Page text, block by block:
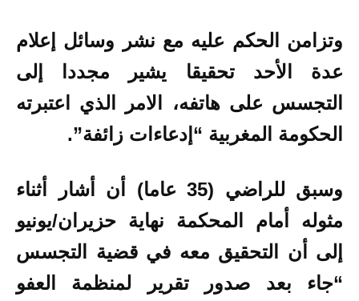
وتزامن الحكم عليه مع نشر وسائل إعلام
عدة الأحد تحقيقا يشير مجددا إلى
التجسس على هاتفه، الامر الذي اعتبرته
الحكومة المغربية “إدعاءات زائفة”.
وسبق للراضي (35 عاما) أن أشار أثناء
مثوله أمام المحكمة نهاية حزيران/يونيو
إلى أن التحقيق معه في قضية التجسس
“جاء بعد صدور تقرير لمنظمة العفو